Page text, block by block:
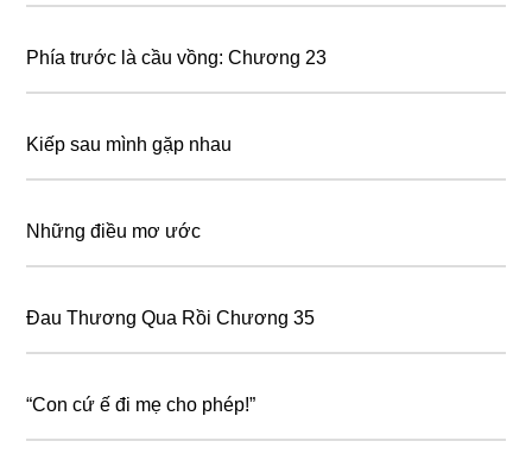
Phía trước là cầu vồng: Chương 23
Kiếp sau mình gặp nhau
Những điều mơ ước
Đau Thương Qua Rồi Chương 35
“Con cứ ế đi mẹ cho phép!”